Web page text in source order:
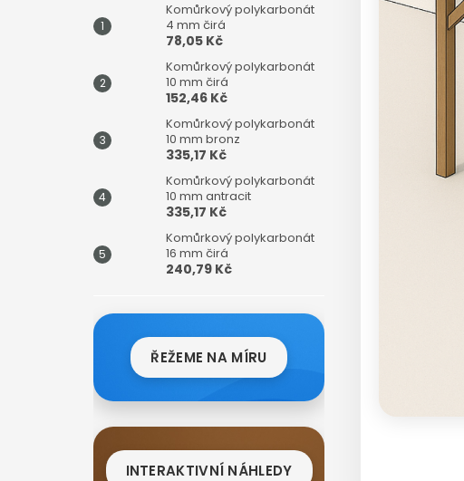
Komůrkový polykarbonát
4 mm čirá
78,05 Kč
Komůrkový polykarbonát
10 mm čirá
152,46 Kč
Komůrkový polykarbonát
10 mm bronz
335,17 Kč
Komůrkový polykarbonát
10 mm antracit
335,17 Kč
Komůrkový polykarbonát
16 mm čirá
240,79 Kč
ŘEŽEME NA MÍRU
INTERAKTIVNÍ NÁHLEDY